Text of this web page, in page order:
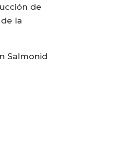
de
la
Salmonid